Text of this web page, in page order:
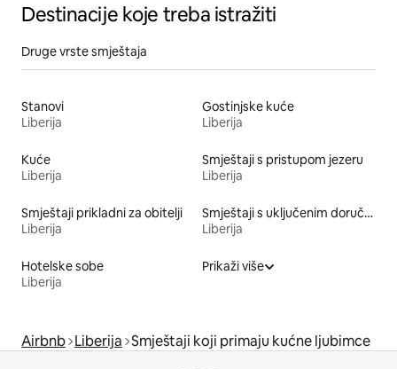
Destinacije koje treba istražiti
Druge vrste smještaja
Stanovi
Liberija
Gostinjske kuće
Liberija
Kuće
Liberija
Smještaji s pristupom jezeru
Liberija
Smještaji prikladni za obitelji
Liberija
Smještaji s uključenim doručkom
Liberija
Hotelske sobe
Liberija
Prikaži više
Airbnb Liberija Smještaji koji primaju kućne ljubimce